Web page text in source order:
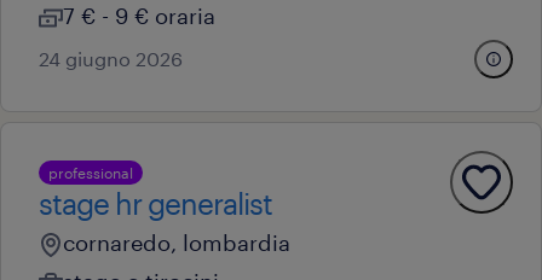
7 € - 9 € oraria
24 giugno 2026
professional
stage hr generalist
cornaredo, lombardia